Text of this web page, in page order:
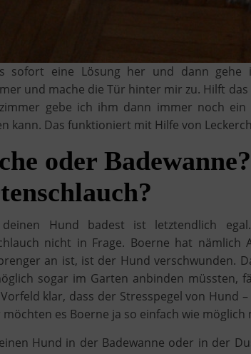
sofort eine Lösung her und dann
und mache die Tür hinter mir zu. Hilft
gebe ich ihm dann immer noch
kann. Das funktioniert mit Hilfe von
oder
Hund badest ist letztendlich
nicht in Frage. Boerne hat
an ist, ist der Hund verschwunden.
sogar im Garten anbinden müssten,
klar, dass der Stresspegel von Hund
es Boerne ja so einfach wie möglich
Hund in der Badewanne oder in der